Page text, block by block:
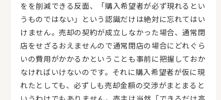
をを削減できる反面、「購入希望者が必ず現れるとい
うものではない」という認識だけは絶対に忘れてはい
けません。売却の契約が成立しなかった場合、通常閉
店をせざるおえませんので通常閉店の場合にどれぐら
いの費用がかかるかということも事前に把握しておか
なければいけないのです。それに購入希望者が仮に現
れたとしても、必ずしも売却金額の交渉がまとまると